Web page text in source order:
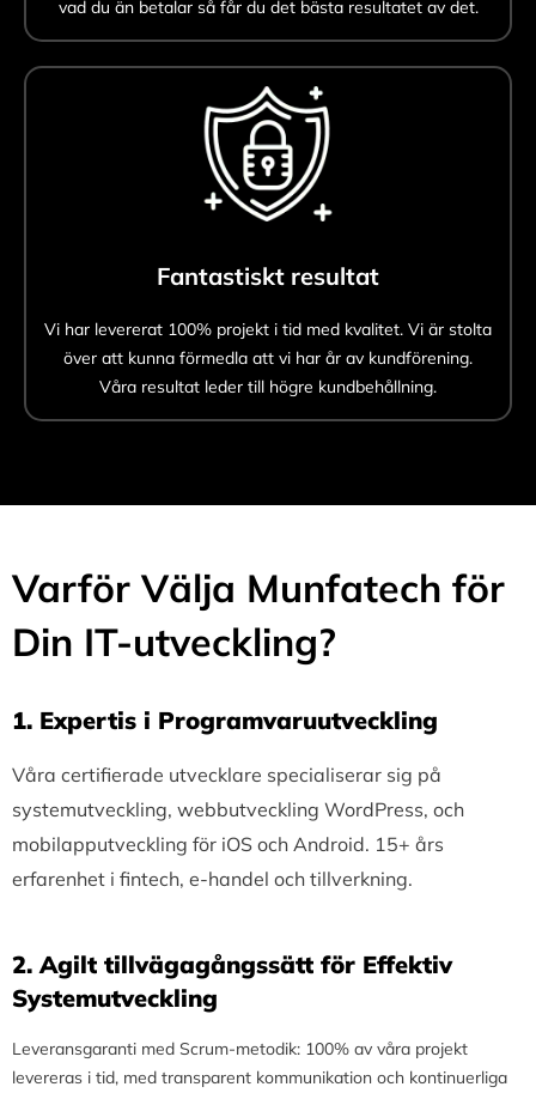
vad du än betalar så får du det bästa resultatet av det.
Fantastiskt resultat
Vi har levererat 100% projekt i tid med kvalitet. Vi är stolta
över att kunna förmedla att vi har år av kundförening.
Våra resultat leder till högre kundbehållning.
Varför Välja Munfatech för
Din IT-utveckling?
1.⁠ ⁠Expertis i Programvaruutveckling
Våra certifierade utvecklare specialiserar sig på
systemutveckling, webbutveckling WordPress, och
mobilapputveckling för iOS och Android. 15+ års
erfarenhet i fintech, e-handel och tillverkning.
2.⁠ ⁠Agilt tillvägagångssätt för Effektiv
Systemutveckling
Leveransgaranti med Scrum-metodik: 100% av våra projekt
levereras i tid, med transparent kommunikation och kontinuerliga